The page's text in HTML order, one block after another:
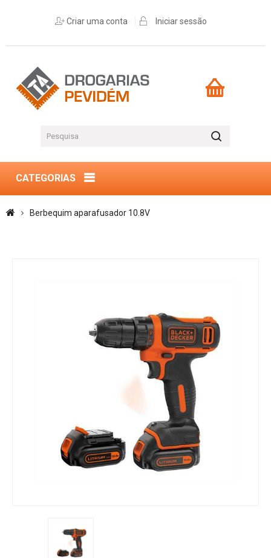
Criar uma conta Iniciar sessão
CATEGORIAS
Berbequim aparafusador 10.8V